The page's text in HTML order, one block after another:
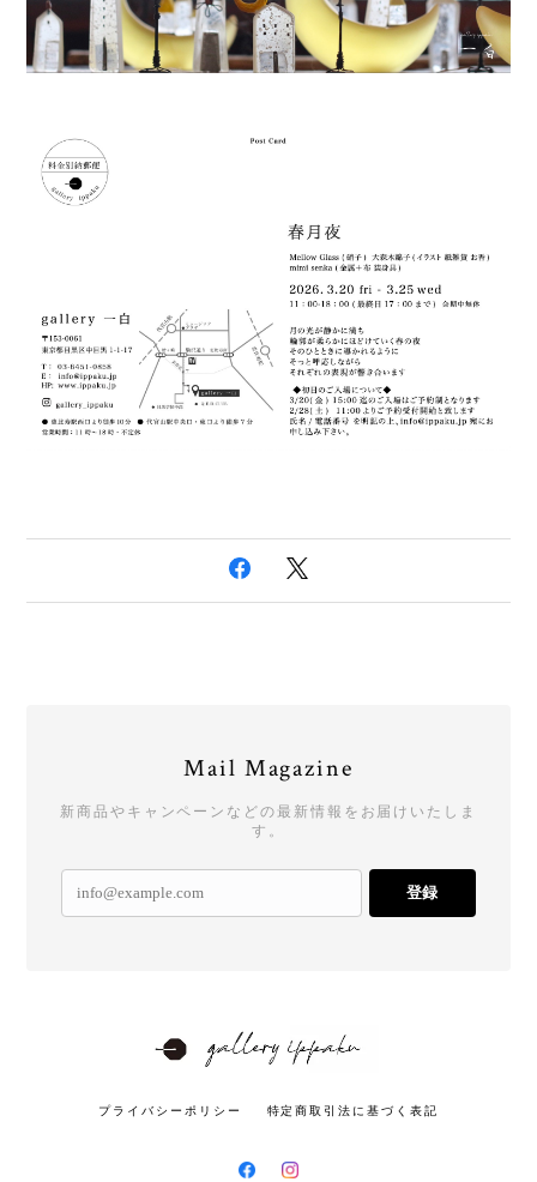
Mail Magazine
新商品やキャンペーンなどの最新情報をお届けいたしま
す。
登録
プライバシーポリシー 特定商取引法に基づく表記